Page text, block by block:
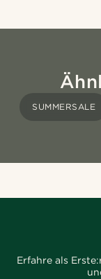
SUMMERSALE
Erfahre als